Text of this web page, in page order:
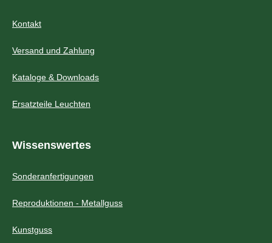
Kontakt
Versand und Zahlung
Kataloge & Downloads
Ersatzteile Leuchten
Wissenswertes
Sonderanfertigungen
Reproduktionen - Metallguss
Kunstguss